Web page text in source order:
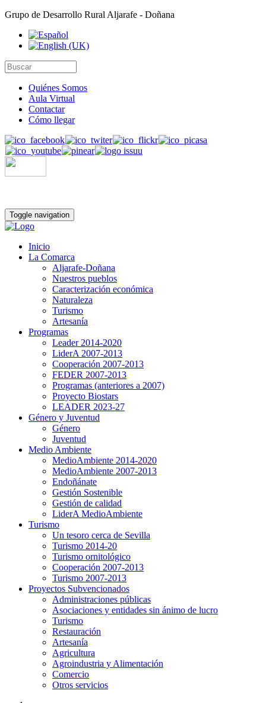
Grupo de Desarrollo Rural Aljarafe - Doñana
Quiénes Somos
Aula Virtual
Contactar
Cómo llegar
Toggle navigation
Inicio
La Comarca
Aljarafe-Doñana
Nuestros pueblos
Caracterización económica
Naturaleza
Turismo
Artesanía
Programas
Leader 2014-2020
LiderA 2007-2013
Cooperación 2007-2013
FEDER 2007-2013
Programas (anteriores a 2007)
Proyecto Biostars
LEADER 2023-27
Género y Juventud
Género
Juventud
Medio Ambiente
MedioAmbiente 2014-2020
MedioAmbiente 2007-2013
Endoñánate
Gestión Sostenible
Gestión de calidad
LiderA MedioAmbiente
Turismo
Un tesoro cerca de Sevilla
Turismo 2014-20
Turismo ornitológico
Cooperación 2007-2013
Turismo 2007-2013
Proyectos Subvencionados
Administraciones públicas
Asociaciones y entidades sin ánimo de lucro
Turismo
Restauración
Artesanía
Agricultura
Agroindustria y Alimentación
Comercio
Otros servicios